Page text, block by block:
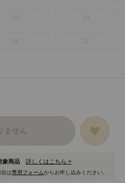
ません
象商品 詳しくはこちら >
は専用フォームからお申し込みください。